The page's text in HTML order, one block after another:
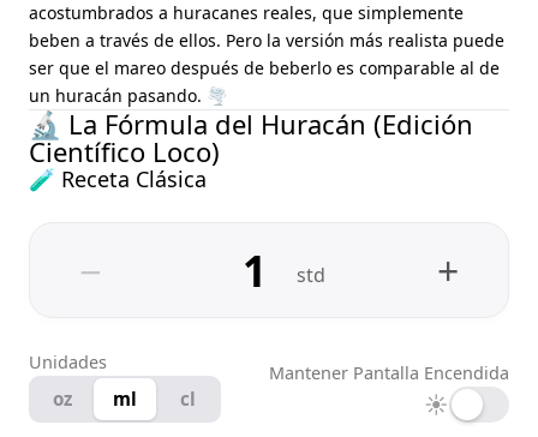
acostumbrados a huracanes reales, que simplemente
beben a través de ellos. Pero la versión más realista puede
ser que el mareo después de beberlo es comparable al de
un huracán pasando. 🌪️
🔬 La Fórmula del Huracán (Edición
Científico Loco)
🧪 Receta Clásica
− std +
Unidades
oz ml cl
Mantener Pantalla Encendida
☀